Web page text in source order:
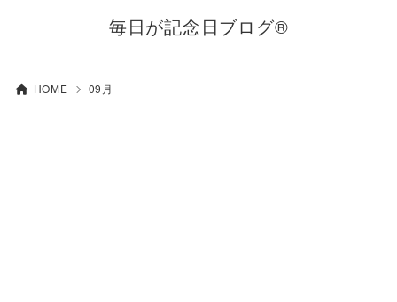
毎日が記念日ブログ®
HOME 09月